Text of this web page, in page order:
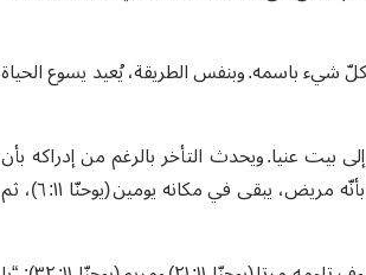
شيء باسمه. وبنفس الطريقة، يُعيد يسوع الحياة
بيت عنيا. ويحدث التأخر بالرغم من إدراكه بأن
مرض صديقه يؤدي الى الموت. يبدو يسوع وكأنّه ليس مهتمّاً بأن يُجنّبه الموت. ولدى علمه بأنّه مريض، يبقى في مكانه يومين (يوحنّا ١١: ٦)، ثم